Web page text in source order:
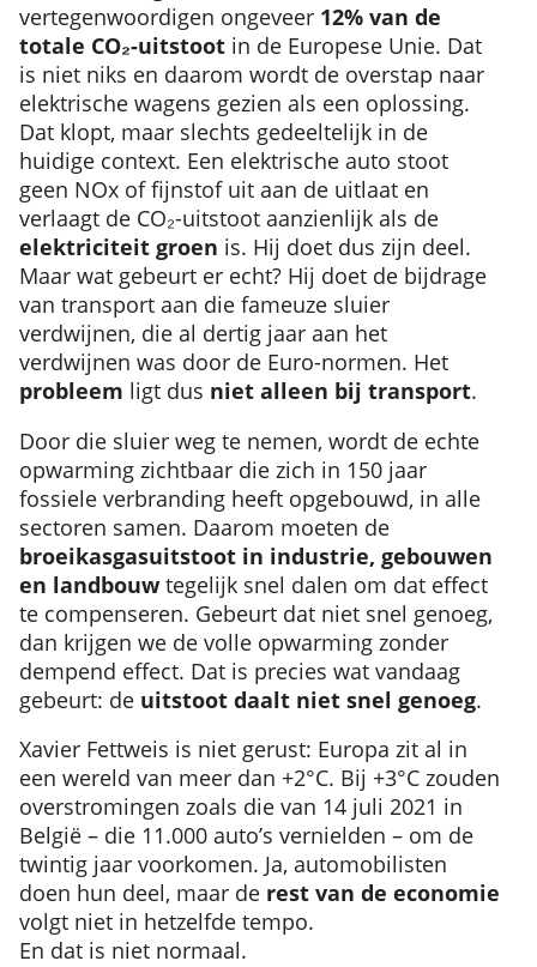
vertegenwoordigen ongeveer 12% van de
totale CO₂-uitstoot in de Europese Unie. Dat
is niet niks en daarom wordt de overstap naar
elektrische wagens gezien als een oplossing.
Dat klopt, maar slechts gedeeltelijk in de
huidige context. Een elektrische auto stoot
geen NOx of fijnstof uit aan de uitlaat en
verlaagt de CO₂-uitstoot aanzienlijk als de
elektriciteit groen is. Hij doet dus zijn deel.
Maar wat gebeurt er echt? Hij doet de bijdrage
van transport aan die fameuze sluier
verdwijnen, die al dertig jaar aan het
verdwijnen was door de Euro-normen. Het
probleem ligt dus niet alleen bij transport.
Door die sluier weg te nemen, wordt de echte
opwarming zichtbaar die zich in 150 jaar
fossiele verbranding heeft opgebouwd, in alle
sectoren samen. Daarom moeten de
broeikasgasuitstoot in industrie, gebouwen
en landbouw tegelijk snel dalen om dat effect
te compenseren. Gebeurt dat niet snel genoeg,
dan krijgen we de volle opwarming zonder
dempend effect. Dat is precies wat vandaag
gebeurt: de uitstoot daalt niet snel genoeg.
Xavier Fettweis is niet gerust: Europa zit al in
een wereld van meer dan +2°C. Bij +3°C zouden
overstromingen zoals die van 14 juli 2021 in
België – die 11.000 auto’s vernielden – om de
twintig jaar voorkomen. Ja, automobilisten
doen hun deel, maar de rest van de economie
volgt niet in hetzelfde tempo.
En dat is niet normaal.